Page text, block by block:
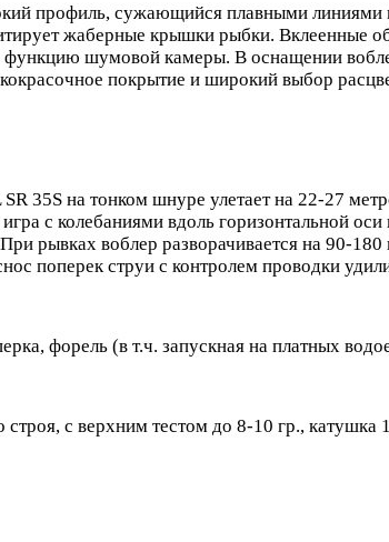
профиль, сужающийся плавными линиями
жаберные крышки рыбки. Вклеенные
шумовой камеры. В оснащении
покрытие и широкий выбор
35S на тонком шнуре улетает на 22-27
с колебаниями вдоль горизонтальной
рывках воблер разворачивается на 90-
поперек струи с контролем проводки
форель (в т.ч. запускная на платных
с верхним тестом до 8-10 гр.,